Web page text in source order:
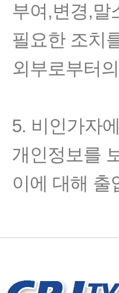
부여,변경,말
필요한 조치
외부로부터
5. 비인가자
개인정보를
이에 대해 출